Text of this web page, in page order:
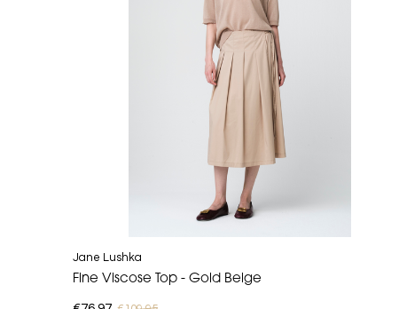
Jane Lushka
Fine Viscose Top - Gold Beige